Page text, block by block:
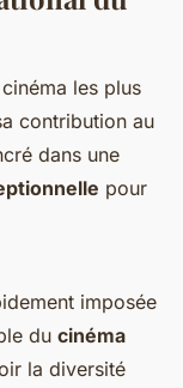
les plus
contribution au
dans une
pour
imposée
du cinéma
la diversité